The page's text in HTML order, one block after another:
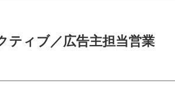
ティブ／広告主担当営業